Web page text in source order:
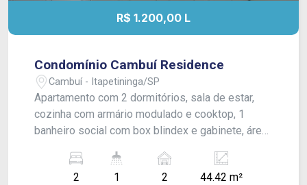
R$ 1.200,00 L
Condomínio Cambuí Residence
Cambuí - Itapetininga/SP
Apartamento com 2 dormitórios, sala de estar,
cozinha com armário modulado e cooktop, 1
banheiro social com box blindex e gabinete, área
Acabamento: laje e piso frio.
2
1 2 44.42 m²